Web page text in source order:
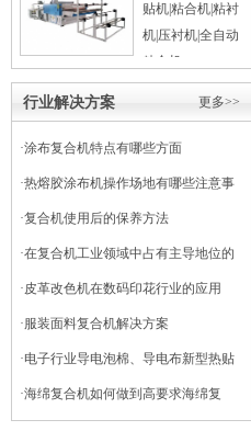
贴机|粘合机|粘衬
机|压衬机|全自动
粘合机
更多>>
行业解决方案
·涂布复合机特点有哪些方面
·热熔胶涂布机操作场地有哪些注意事
项
·复合机使用后的保养方法
·在复合机工业领域中占有主导地位的
干式复合机
·皮革改色机在数码印花行业的应用
·服装面料复合机解决方案
·电子行业导电泡棉、导电布新型热贴
复合
·海绵复合机如何做到高要求海绵复